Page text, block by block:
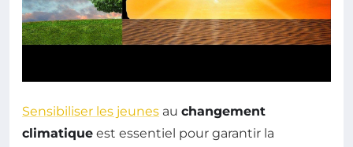
Sensibiliser les jeunes au changement
climatique est essentiel pour garantir la